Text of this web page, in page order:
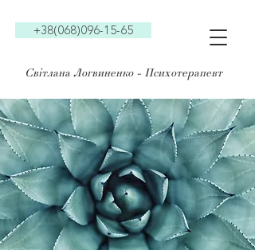
+38(068)096-15-65
Світлана Логвиненко - Психотерапевт